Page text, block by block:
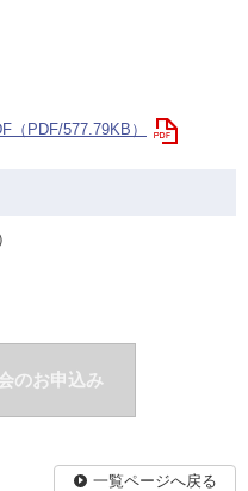
（PDF/577.79KB）
のお申込み
一覧ページへ戻る